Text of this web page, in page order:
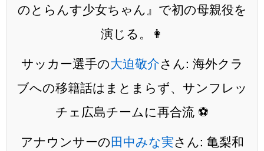
のとらんす少女ちゃん』で初の母親役を
演じる。👩
サッカー選手の大迫敬介さん: 海外クラ
ブへの移籍話はまとまらず、サンフレッ
チェ広島チームに再合流 ⚽️
アナウンサーの田中みな実さん: 亀梨和